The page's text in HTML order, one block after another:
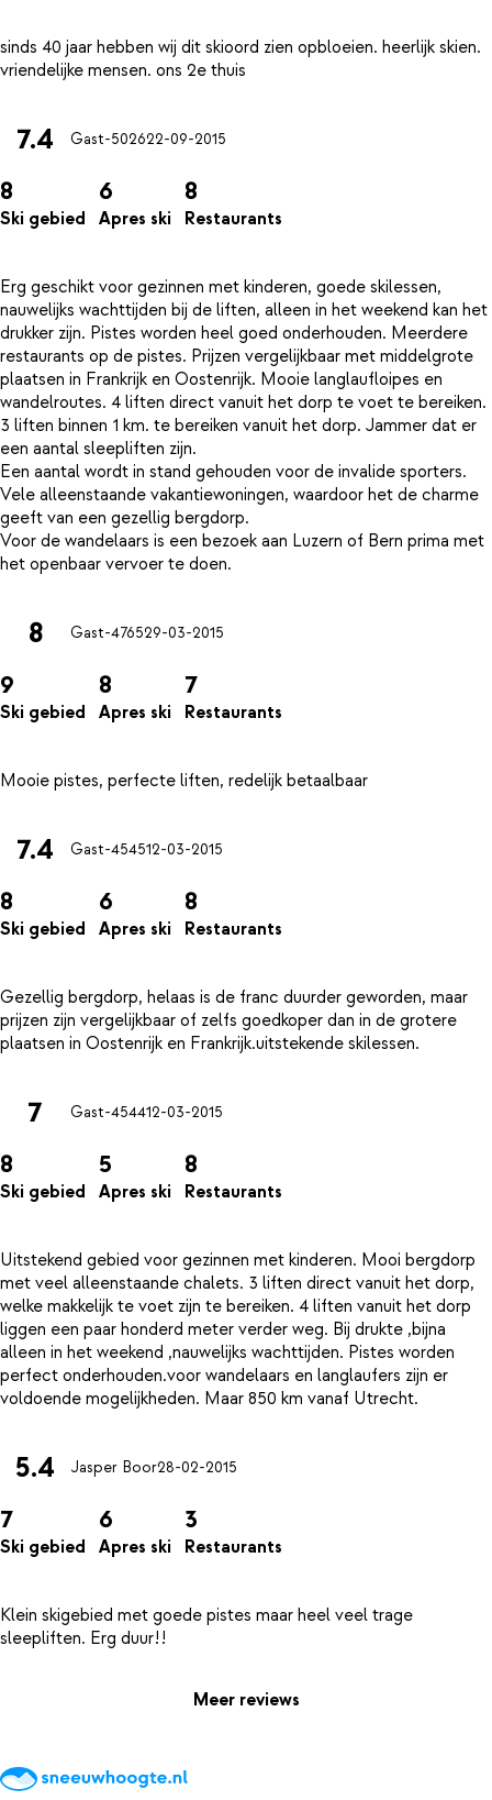
sinds 40 jaar hebben wij dit skioord zien opbloeien. heerlijk skien.
7.4 Gast-502622-09-2015
8
Ski gebied
6
Apres ski
8
Restaurants
Erg geschikt voor gezinnen met kinderen, goede skilessen,
nauwelijks wachttijden bij de liften, alleen in het weekend kan het
drukker zijn. Pistes worden heel goed onderhouden. Meerdere
restaurants op de pistes. Prijzen vergelijkbaar met middelgrote
plaatsen in Frankrijk en Oostenrijk. Mooie langlaufloipes en
wandelroutes. 4 liften direct vanuit het dorp te voet te bereiken.
3 liften binnen 1 km. te bereiken vanuit het dorp. Jammer dat er
een aantal sleepliften zijn.
Een aantal wordt in stand gehouden voor de invalide sporters.
Vele alleenstaande vakantiewoningen, waardoor het de charme
geeft van een gezellig bergdorp.
Voor de wandelaars is een bezoek aan Luzern of Bern prima met
8 Gast-476529-03-2015
9
Ski gebied
8
Apres ski
7
Restaurants
7.4 Gast-454512-03-2015
8
Ski gebied
6
Apres ski
8
Restaurants
Gezellig bergdorp, helaas is de franc duurder geworden, maar
prijzen zijn vergelijkbaar of zelfs goedkoper dan in de grotere
7 Gast-454412-03-2015
8
Ski gebied
5
Apres ski
8
Restaurants
Uitstekend gebied voor gezinnen met kinderen. Mooi bergdorp
met veel alleenstaande chalets. 3 liften direct vanuit het dorp,
welke makkelijk te voet zijn te bereiken. 4 liften vanuit het dorp
liggen een paar honderd meter verder weg. Bij drukte ,bijna
alleen in het weekend ,nauwelijks wachttijden. Pistes worden
perfect onderhouden.voor wandelaars en langlaufers zijn er
5.4 Jasper Boor28-02-2015
7
Ski gebied
6
Apres ski
3
Restaurants
Klein skigebied met goede pistes maar heel veel trage
Meer reviews